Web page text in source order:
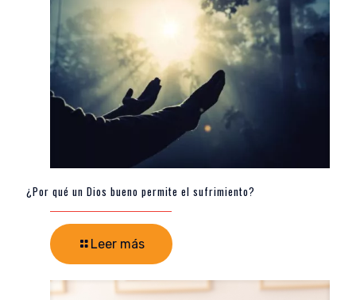
¿Por qué un Dios bueno permite el sufrimiento?
Leer más